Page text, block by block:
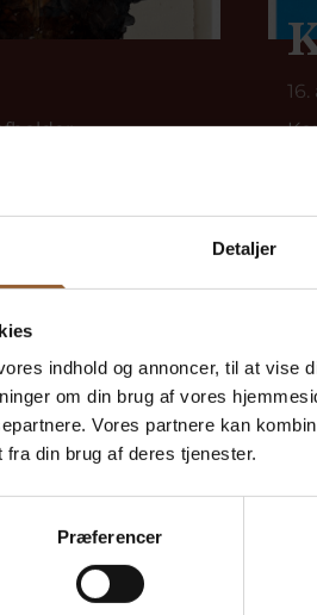
Detaljer
indhold og annoncer, til at vise
om din brug af vores
Vores partnere kan
din brug af deres tjenester.
Præferencer
Frode Olesen
18. marts 2021
Skjern Vindmølle